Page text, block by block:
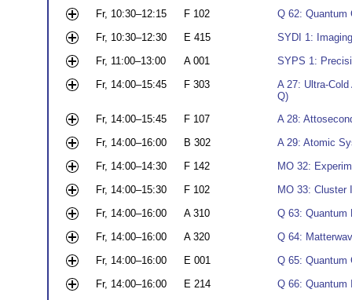
Fr, 10:30–12:15
F 102
Q 62: Quantum
Fr, 10:30–12:30
E 415
SYDI 1:
Fr, 11:00–13:00
A 001
SYPS 1:
Fr, 14:00–15:45
F 303
A 27: Ultra-
Q)
Fr, 14:00–15:45
F 107
A 28:
Fr, 14:00–16:00
B 302
A 29: Atomic
Fr, 14:00–14:30
F 142
MO 32:
Fr, 14:00–15:30
F 102
MO 33: Cluster
Fr, 14:00–16:00
A 310
Q 63: Quantum
Fr, 14:00–16:00
A 320
Q 64:
Fr, 14:00–16:00
E 001
Q 65:
Fr, 14:00–16:00
E 214
Q 66: Quantum